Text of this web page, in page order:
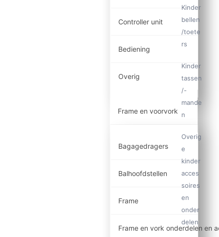
Controller unit
Bediening
Overig
Frame en voorvork
Bagagedragers
Balhoofdstellen
Frame
Frame en vork onderdelen en
Kinder
bellen
/toete
rs
Kinder
tassen
/-
mande
n
Overig
e
kinder
acces
soires
en
onder
delen